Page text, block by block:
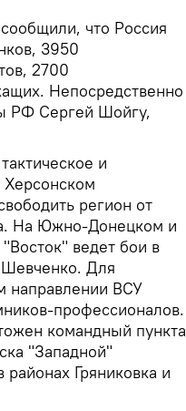
что Россия
3950
2700
Непосредственно
РФ Сергей Шойгу,
и
регион от
На Южно-Донецком и
ведет бои в
Шевченко. Для
направлении ВСУ
профессионалов.
командный пункта
"Западной"
Гряниковка и